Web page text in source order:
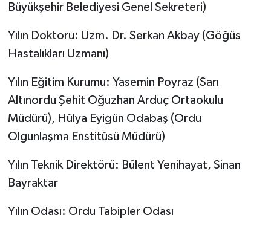
Büyükşehir Belediyesi Genel Sekreteri)
Yılın Doktoru: Uzm. Dr. Serkan Akbay (Göğüs
Hastalıkları Uzmanı)
Yılın Eğitim Kurumu: Yasemin Poyraz (Sarı
Altınordu Şehit Oğuzhan Arduç Ortaokulu
Müdürü), Hülya Eyigün Odabaş (Ordu
Olgunlaşma Enstitüsü Müdürü)
Yılın Teknik Direktörü: Bülent Yenihayat, Sinan
Bayraktar
Yılın Odası: Ordu Tabipler Odası